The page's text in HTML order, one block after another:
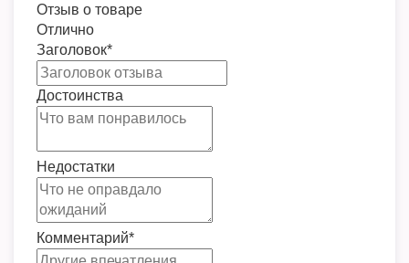
Отзыв о товаре
Отлично
Заголовок*
Достоинства
Недостатки
Комментарий*